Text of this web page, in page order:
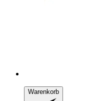
Warenkorb